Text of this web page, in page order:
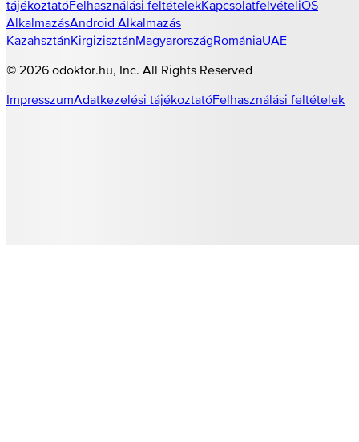
tájékoztatóFelhasználási feltételekKapcsolatfelvételiOS
AlkalmazásAndroid Alkalmazás
KazahsztánKirgizisztánMagyarországRomániaUAE
© 2026 odoktor.hu, Inc. All Rights Reserved
ImpresszumAdatkezelési tájékoztatóFelhasználási feltételek